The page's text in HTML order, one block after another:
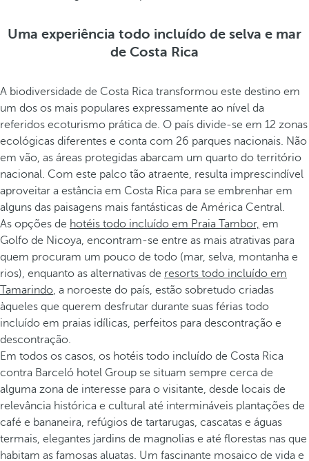
Uma experiência todo incluído de selva e mar
de Costa Rica
A biodiversidade de Costa Rica transformou este destino em
um dos os mais populares expressamente ao nível da
referidos ecoturismo prática de. O país divide-se em 12 zonas
ecológicas diferentes e conta com 26 parques nacionais. Não
em vão, as áreas protegidas abarcam um quarto do território
nacional. Com este palco tão atraente, resulta imprescindível
aproveitar a estância em Costa Rica para se embrenhar em
alguns das paisagens mais fantásticas de América Central.
As opções de hotéis todo incluído em Praia Tambor, em
Golfo de Nicoya, encontram-se entre as mais atrativas para
quem procuram um pouco de todo (mar, selva, montanha e
rios), enquanto as alternativas de resorts todo incluído em
Tamarindo, a noroeste do país, estão sobretudo criadas
àqueles que querem desfrutar durante suas férias todo
incluído em praias idílicas, perfeitos para descontração e
descontração.
Em todos os casos, os hotéis todo incluído de Costa Rica
contra Barceló hotel Group se situam sempre cerca de
alguma zona de interesse para o visitante, desde locais de
relevância histórica e cultural até intermináveis plantações de
café e bananeira, refúgios de tartarugas, cascatas e águas
termais, elegantes jardins de magnolias e até florestas nas que
habitam as famosas aluatas. Um fascinante mosaico de vida e